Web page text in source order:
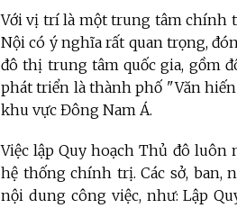
Với vị trí là một trung tâm chính
Nội có ý nghĩa rất quan trọng,
đô thị trung tâm quốc gia, gồm
phát triển là thành phố "Văn
khu vực Đông Nam Á.
Việc lập Quy hoạch Thủ đô luôn
hệ thống chính trị. Các sở, ban,
nội dung công việc, như: Lập